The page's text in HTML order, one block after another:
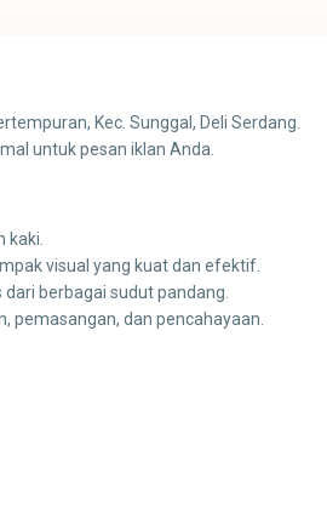
Kec. Sunggal, Deli Serdang.
untuk pesan iklan Anda.
kaki.
visual yang kuat dan efektif.
berbagai sudut pandang.
pemasangan, dan pencahayaan.